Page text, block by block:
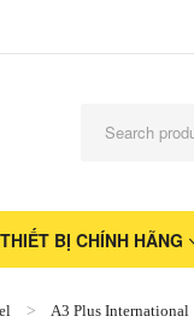
THIẾT BỊ CHÍNH HÃNG
A3 Plus International